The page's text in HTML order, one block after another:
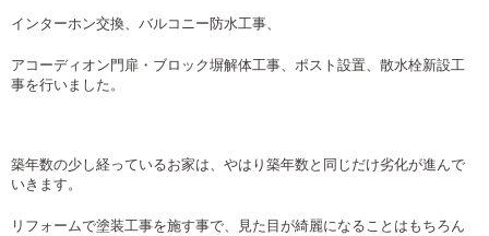
インターホン交換、バルコニー防水工事、
アコーディオン門扉・ブロック塀解体工事、ポスト設置、散水栓新設工
事を行いました。
築年数の少し経っているお家は、やはり築年数と同じだけ劣化が進んで
いきます。
リフォームで塗装工事を施す事で、見た目が綺麗になることはもちろん